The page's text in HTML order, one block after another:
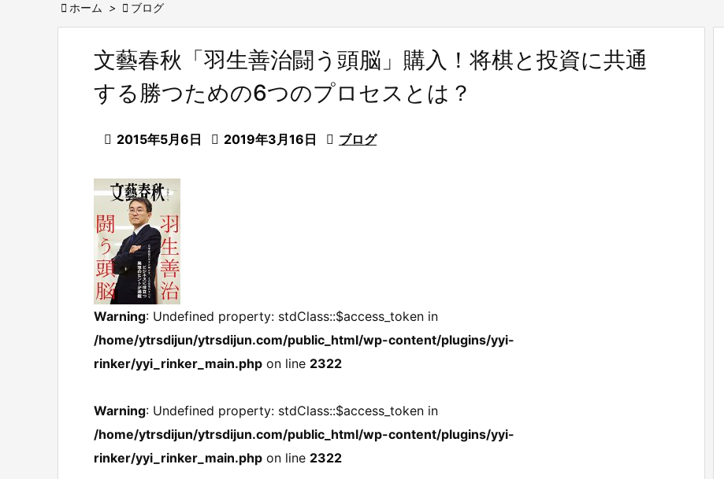
 ホーム >  ブログ
文藝春秋「羽生善治闘う頭脳」購入！将棋と投資に共通
する勝つための6つのプロセスとは？
 2015年5月6日  2019年3月16日  ブログ
Warning: Undefined property: stdClass::$access_token in
/home/ytrsdijun/ytrsdijun.com/public_html/wp-content/plugins/yyi-
rinker/yyi_rinker_main.php on line 2322
Warning: Undefined property: stdClass::$access_token in
/home/ytrsdijun/ytrsdijun.com/public_html/wp-content/plugins/yyi-
rinker/yyi_rinker_main.php on line 2322